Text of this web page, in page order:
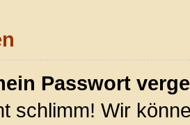
Passwort
schlimm! Wir